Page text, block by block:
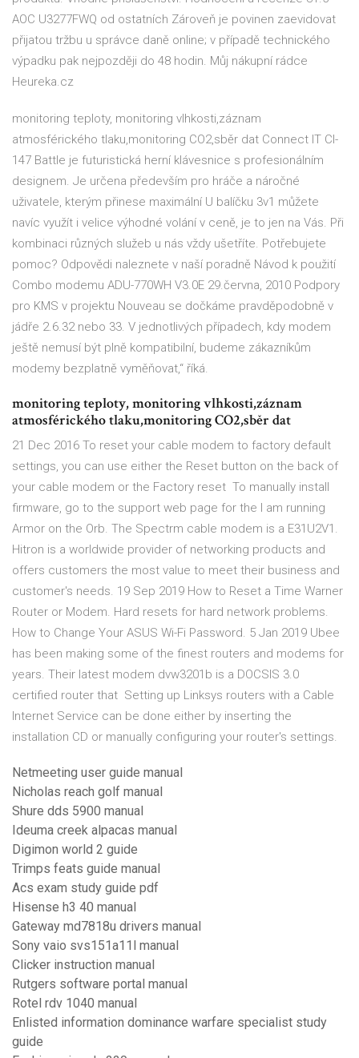
AOC U3277FWQ od ostatních Zároveň je povinen zaevidovat
přijatou tržbu u správce daně online; v případě technického
výpadku pak nejpozději do 48 hodin. Můj nákupní rádce
Heureka.cz
monitoring teploty, monitoring vlhkosti,záznam
atmosférického tlaku,monitoring CO2,sběr dat Connect IT CI-
147 Battle je futuristická herní klávesnice s profesionálním
designem. Je určena především pro hráče a náročné
uživatele, kterým přinese maximální U balíčku 3v1 můžete
navíc využít i velice výhodné volání v ceně, je to jen na Vás. Při
kombinaci různých služeb u nás vždy ušetříte. Potřebujete
pomoc? Odpovědi naleznete v naší poradně Návod k použití
Combo modemu ADU-770WH V3.0E 29.června, 2010 Podpory
pro KMS v projektu Nouveau se dočkáme pravděpodobně v
jádře 2.6.32 nebo 33. V jednotlivých případech, kdy modem
ještě nemusí být plně kompatibilní, budeme zákazníkům
modemy bezplatně vyměňovat,“ říká.
monitoring teploty, monitoring vlhkosti,záznam
atmosférického tlaku,monitoring CO2,sběr dat
21 Dec 2016 To reset your cable modem to factory default
settings, you can use either the Reset button on the back of
your cable modem or the Factory reset To manually install
firmware, go to the support web page for the I am running
Armor on the Orb. The Spectrm cable modem is a E31U2V1.
Hitron is a worldwide provider of networking products and
offers customers the most value to meet their business and
customer's needs. 19 Sep 2019 How to Reset a Time Warner
Router or Modem. Hard resets for hard network problems.
How to Change Your ASUS Wi-Fi Password. 5 Jan 2019 Ubee
has been making some of the finest routers and modems for
years. Their latest modem dvw3201b is a DOCSIS 3.0
certified router that Setting up Linksys routers with a Cable
Internet Service can be done either by inserting the
installation CD or manually configuring your router's settings.
Netmeeting user guide manual
Nicholas reach golf manual
Shure dds 5900 manual
Ideuma creek alpacas manual
Digimon world 2 guide
Trimps feats guide manual
Acs exam study guide pdf
Hisense h3 40 manual
Gateway md7818u drivers manual
Sony vaio svs151a11l manual
Clicker instruction manual
Rutgers software portal manual
Rotel rdv 1040 manual
Enlisted information dominance warfare specialist study
guide